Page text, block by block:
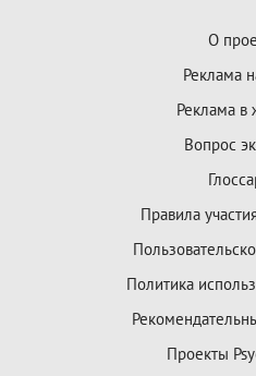
О
Реклама
Реклама в
Вопрос
Правила
Политика
Проекты